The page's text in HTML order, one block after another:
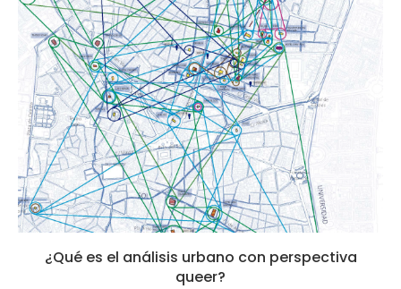
¿Qué es el análisis urbano con perspectiva
queer?